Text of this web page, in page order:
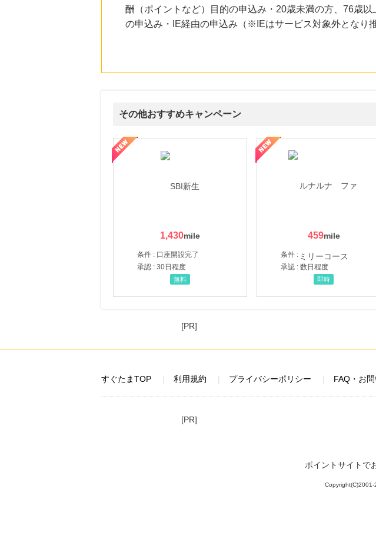
酬（ポイントなど）目的の申込み・20歳未満の方、76歳
の申込み・IE経由の申込み（※IEはサービス対象外となり
その他おすすめキャンペーン
1,430
条件 : 口座開設完了
承認 : 30日程度
無料
459
条件 :
承認 : 数日程度
即時
三井ショッピングパークカード《セ
[PR]
すぐたまTOP 利用規約 プライバシーポリシー FAQ・お
[PR]
ポイントサイトで
Copyright(C)2001-